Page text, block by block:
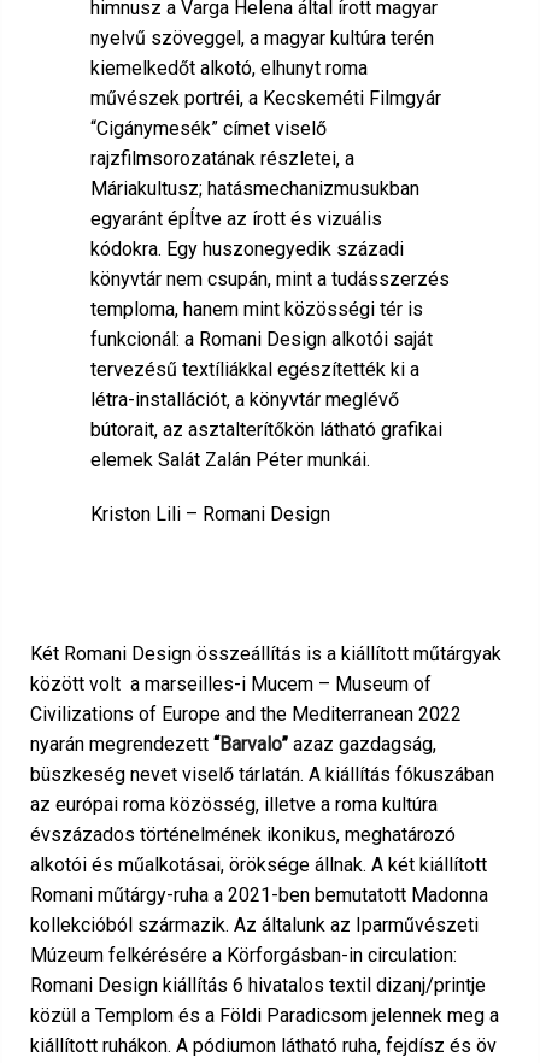
himnusz a Varga Helena által írott magyar
nyelvű szöveggel, a magyar kultúra terén
kiemelkedőt alkotó, elhunyt roma
művészek portréi, a Kecskeméti Filmgyár
“Cigánymesék” címet viselő
rajzfilmsorozatának részletei, a
Máriakultusz; hatásmechanizmusukban
egyaránt épÍtve az írott és vizuális
kódokra. Egy huszonegyedik századi
könyvtár nem csupán, mint a tudásszerzés
temploma, hanem mint közösségi tér is
funkcionál: a Romani Design alkotói saját
tervezésű textíliákkal egészítették ki a
létra-installációt, a könyvtár meglévő
bútorait, az asztalterítőkön látható grafikai
elemek Salát Zalán Péter munkái.
Kriston Lili – Romani Design
Két Romani Design összeállítás is a kiállított műtárgyak
között volt a marseilles-i Mucem – Museum of
Civilizations of Europe and the Mediterranean 2022
nyarán megrendezett “Barvalo” azaz gazdagság,
büszkeség nevet viselő tárlatán. A kiállítás fókuszában
az európai roma közösség, illetve a roma kultúra
évszázados történelmének ikonikus, meghatározó
alkotói és műalkotásai, öröksége állnak. A két kiállított
Romani műtárgy-ruha a 2021-ben bemutatott Madonna
kollekcióból származik. Az általunk az Iparművészeti
Múzeum felkérésére a Körforgásban-in circulation:
Romani Design kiállítás 6 hivatalos textil dizanj/printje
közül a Templom és a Földi Paradicsom jelennek meg a
kiállított ruhákon. A pódiumon látható ruha, fejdísz és öv